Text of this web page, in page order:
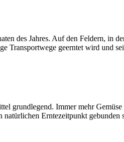
des Jahres. Auf den Feldern,
Transportwege geerntet wird
grundlegend. Immer mehr
Erntezeitpunkt